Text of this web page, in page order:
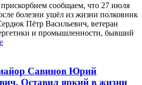
сообщаем, что 27 июля
болезни ушёл из жизни полковник
Пётр Васильевич, ветеран
и промышленности, бывший
Савинов Юрий
Оставил яркий в жизни